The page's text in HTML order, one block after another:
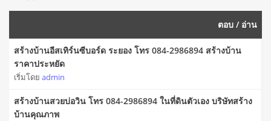
ตอบ / อ่าน
สร้างบ้านอีสเทิร์นซีบอร์ด ระยอง โทร 084-2986894 สร้างบ้าน
ราคาประหยัด
เริ่มโดย admin
สร้างบ้านสวยบ่อวิน โทร 084-2986894 ในที่ดินตัวเอง บริษัทสร้าง
บ้านคุณภาพ